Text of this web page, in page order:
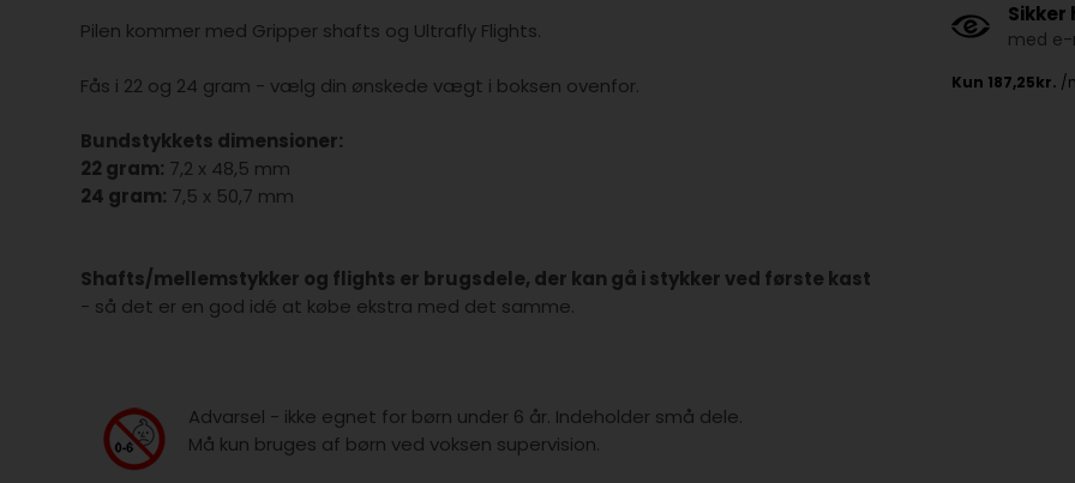
Pilen kommer med Gripper shafts og Ultrafly Flights.
Fås i 22 og 24 gram - vælg din ønskede vægt i boksen ovenfor.
Bundstykkets dimensioner:
22 gram: 7,2 x 48,5 mm
24 gram: 7,5 x 50,7 mm
Shafts/mellemstykker og flights er brugsdele, der kan gå i stykker ved første kast
- så det er en god idé at købe ekstra med det samme.
Advarsel - ikke egnet for børn under 6 år. Indeholder små dele.
Må kun bruges af børn ved voksen supervision.
Sikker
med